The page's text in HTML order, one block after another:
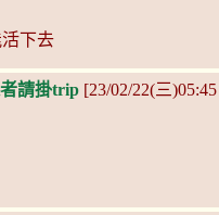
下去
請掛trip [23/02/22(三